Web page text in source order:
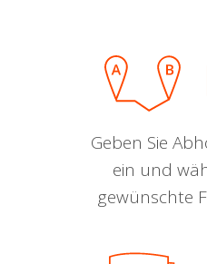
Geben Sie
ein und
gewünschte